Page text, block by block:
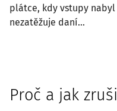
plátce, kdy vstupy nabyl
nezatěžuje daní…
Proč a jak